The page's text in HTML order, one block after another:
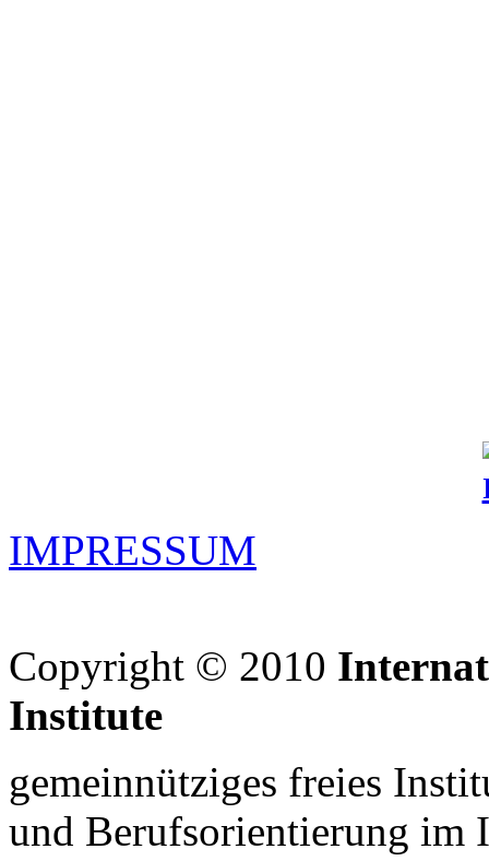
IMPRESSUM
Copyright © 2010
Institute
gemeinnütziges freies
und Berufsorientierung im